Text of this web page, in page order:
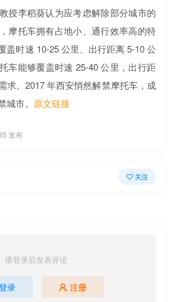
授李稻葵认为应考虑解除部分城市的
摩托车拥有占地小、通行效率高的特
盖时速 10-25 公里、出行距离 5-10 公
车能够覆盖时速 25-40 公里，出行距
求。2017 年西安悄然解禁摩托车，成
市。 原文链接
发布
关注
请登录后发表评论
录 注册